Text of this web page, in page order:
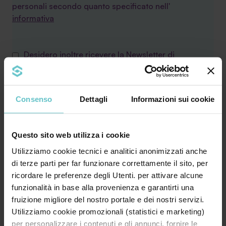
Consenso Dettagli Informazioni sui cookie
Questo sito web utilizza i cookie
Utilizziamo cookie tecnici e analitici anonimizzati anche
di terze parti per far funzionare correttamente il sito, per
ricordare le preferenze degli Utenti. per attivare alcune
funzionalità in base alla provenienza e garantirti una
fruizione migliore del nostro portale e dei nostri servizi.
Utilizziamo cookie promozionali (statistici e marketing)
per personalizzare i contenuti e gli annunci, fornire le
personali secondo quanto specificato nell'
informativa
Desidero inoltre ricevere la Newsletter di
Agevola Srl sulla finanza agevolata e acconsento
al trattamento secondo quanto specificato